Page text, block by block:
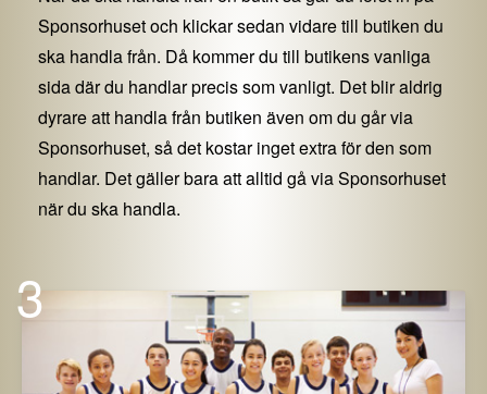
Sponsorhuset och klickar sedan vidare till butiken du
ska handla från. Då kommer du till butikens vanliga
sida där du handlar precis som vanligt. Det blir aldrig
dyrare att handla från butiken även om du går via
Sponsorhuset, så det kostar inget extra för den som
handlar. Det gäller bara att alltid gå via Sponsorhuset
när du ska handla.
3